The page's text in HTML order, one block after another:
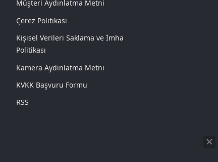
Müşteri Aydınlatma Metni
Çerez Politikası
Kişisel Verileri Saklama ve İmha
Politikası
Kamera Aydınlatma Metni
KVKK Başvuru Formu
RSS